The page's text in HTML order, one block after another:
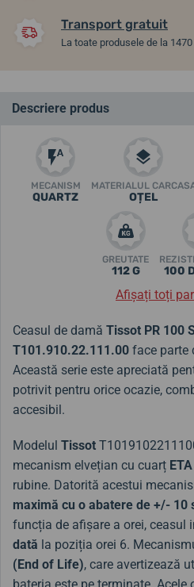
Transport gratuit
La toate produsele de la 1470
Descriere produs
MECANISM
QUARTZ
MATERIALUL
OȚEL
GREUTATE
112 G 100
Afișați toți
Ceasul de damă Tissot PR 100
T101.910.22.111.00 face parte
Această serie este apreciată
potrivit pentru orice ocazie,
accesibil.
Modelul Tissot
mecanism elvețian cu cuarț
rubine. Datorită acestui
maximă cu o abatere de +/- 10
funcția de afișare a orei, ceasul
dată la poziția orei 6.
(End of Life), care avertizează